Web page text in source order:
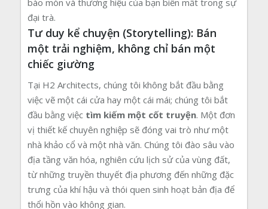
bào mòn và thương hiệu của bạn biến mất trong sự
đại trà.
Tư duy kể chuyện (Storytelling): Bán
một trải nghiệm, không chỉ bán một
chiếc giường
Tại H2 Architects, chúng tôi không bắt đầu bằng
việc vẽ một cái cửa hay một cái mái; chúng tôi bắt
đầu bằng việc tìm kiếm một cốt truyện. Một đơn
vị thiết kế chuyên nghiệp sẽ đóng vai trò như một
nhà khảo cổ và một nhà văn. Chúng tôi đào sâu vào
địa tầng văn hóa, nghiên cứu lịch sử của vùng đất,
từ những truyền thuyết địa phương đến những đặc
trưng của khí hậu và thói quen sinh hoạt bản địa để
thổi hồn vào không gian.